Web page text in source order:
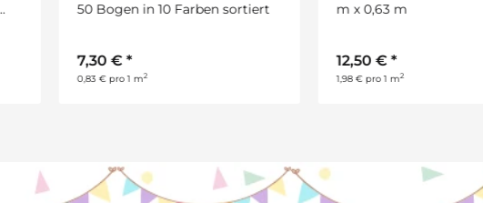
50 Bogen in 10 Farben sortiert
7,30 €*
0,83 € pro 1 m2
m x 0,63 m
12,50 €*
1,98 € pro 1 m2